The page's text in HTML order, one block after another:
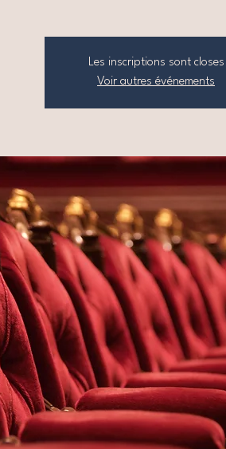
Les inscriptions sont closes
Voir autres événements